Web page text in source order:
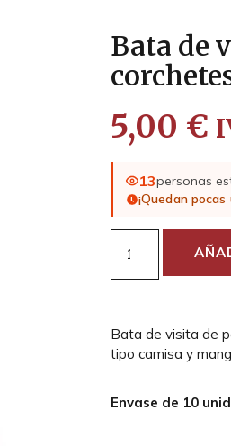
Bata de
5,00 €
13personas
¡Quedan
Bata de visita de
tipo camisa y
Envase de 10